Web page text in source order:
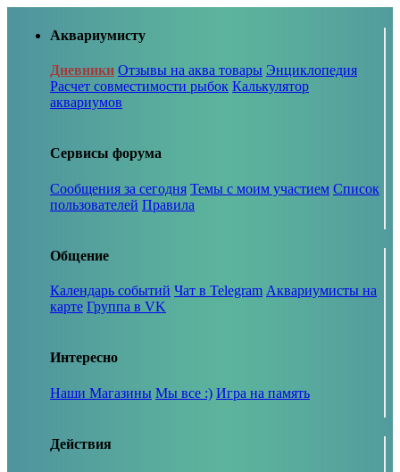
Аквариумисту
Дневники Отзывы на аква товары Энциклопедия
Расчет совместимости рыбок Калькулятор
аквариумов
Сервисы форума
Сообщения за сегодня Темы с моим участием Список
пользователей Правила
Общение
Календарь событий Чат в Telegram Аквариумисты на
карте Группа в VK
Интересно
Наши Магазины Мы все :) Игра на память
Действия